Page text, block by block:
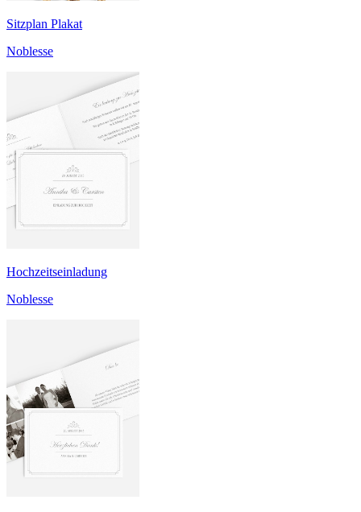
Sitzplan Plakat
Noblesse
Hochzeitseinladung
Noblesse